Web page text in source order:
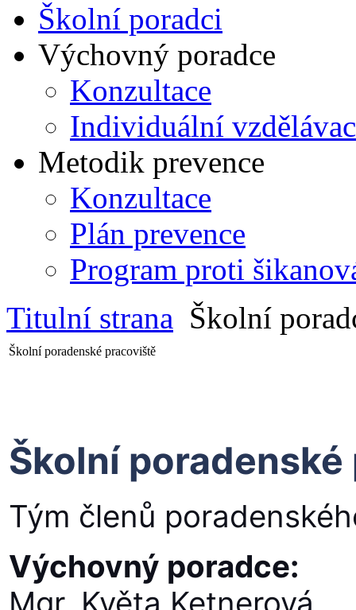
Školní poradci
Výchovný poradce
Konzultace
Individuální
Metodik prevence
Konzultace
Plán prevence
Program proti
Titulní strana Školní
Školní poradenské pracoviště
Školní
Tým členů
Výchovný poradce:
Mgr. Květa Ketnerová